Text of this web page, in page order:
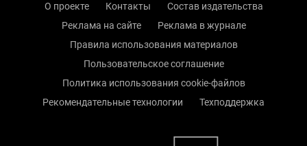
О проекте Контакты
Состав издательства
Реклама на сайте
Реклама в журнале
Правила использования материалов
Пользовательское соглашение
Политика использования cookie-файлов
Рекомендательные технологии
Техподдержка